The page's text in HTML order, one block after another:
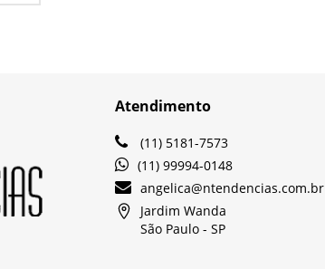
Atendimento
(11) 5181-7573
(11) 99994-0148
angelica@ntendencias.com.br
Jardim Wanda
São Paulo -SP